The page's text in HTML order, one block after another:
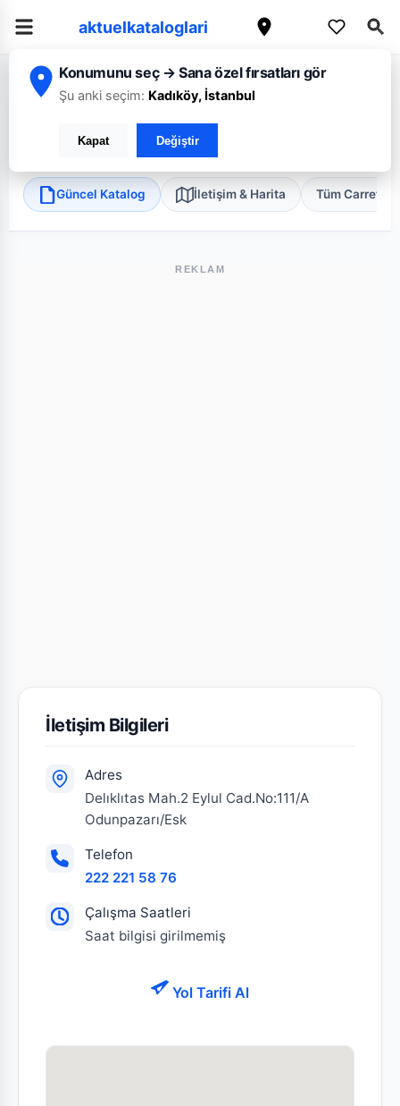
aktuelkataloglari
Konumunu seç → Sana özel fırsatları gör
Şu anki seçim: Kadıköy, İstanbul
Kapat Değiştir
Ana Sayfa/Eskişehir /CarrefourSA /Eskişehir Yediler Süper
CarrefourSA Eskişehir Yediler Süper
Odunpazarı, Eskişehir
Güncel Katalog İletişim & Harita Tüm
REKLAM
İletişim Bilgileri
Adres
Delıklıtas Mah.2 Eylul Cad.No:111/A
Odunpazarı/Esk
Telefon
222 221 58 76
Çalışma Saatleri
Saat bilgisi girilmemiş
Yol Tarifi Al